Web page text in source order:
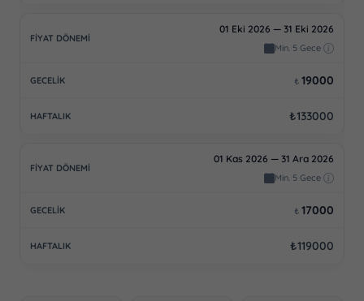
01 Eki 2026 — 31 Eki 2026
Min. 5 Gece
₺ 19000
₺133000
01 Kas 2026 — 31 Ara 2026
Min. 5 Gece
₺ 17000
₺119000